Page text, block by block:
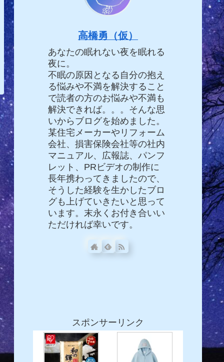
高橋勇（仮）
あなたの眠れない夜を眠れる
夜に。
不眠の原因となる自分の抱え
る悩みや不満を解決すること
で読者の方のお悩みや不満も
解決できれば。。。そんな思
いからブログを始めました。
某住宅メーカーやリフォーム
会社、損害保険会社等の社内
マニュアル、広報誌、パンフ
レット、PRビデオの制作に
長年携わってきましたので、
そうした経験を生かしたブロ
グも上げていきたいと思って
います。末永くお付き合いい
ただければ幸いです。
スポンサーリンク